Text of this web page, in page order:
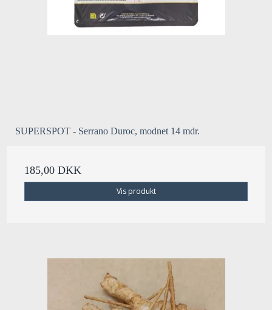
SUPERSPOT - Serrano Duroc, modnet 14 mdr.
185,00 DKK
Vis produkt